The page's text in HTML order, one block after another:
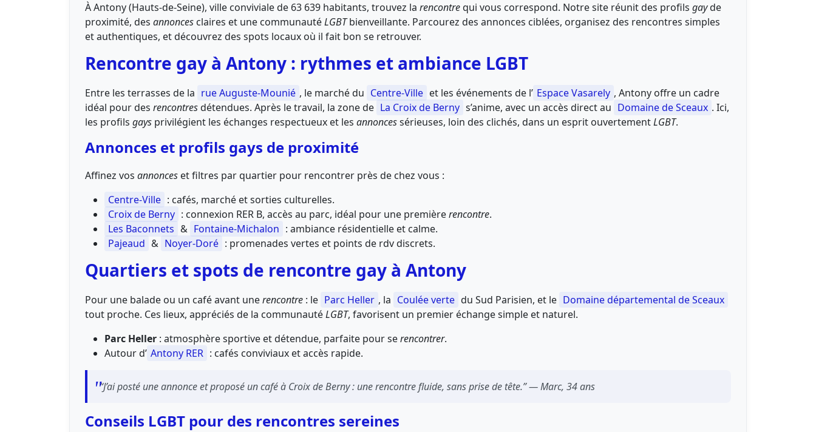
À Antony (Hauts-de-Seine), ville conviviale de 63 639 habitants, trouvez la rencontrequi vous correspond. Notre site réunit des profils gayde
proximité, des annonces claires et une communautéLGBTbienveillante. Parcourez des annonces ciblées, organisez des rencontres simples
et authentiques, et découvrez des spots locaux où il fait bon se retrouver.
Rencontre gay à Antony : rythmes et ambiance LGBT
Entre les terrasses de la rue Auguste-Mounié , le marché du Centre-Ville et les événements de l’ Espace Vasarely , Antony offre un cadre
idéal pour des rencontresdétendues. Après le travail, la zone de La Croix de Berny s’anime, avec un accès direct au Domaine de Sceaux . Ici,
les profils gays privilégient les échanges respectueux et les annoncessérieuses, loin des clichés, dans un esprit ouvertementLGBT.
Annonces et profils gays de proximité
Affinez vos annonces et filtres par quartier pour rencontrer près de chez vous :
Centre-Ville : cafés, marché et sorties culturelles.
Croix de Berny : connexion RER B, accès au parc, idéal pour une premièrerencontre.
Les Baconnets & Fontaine-Michalon : ambiance résidentielle et calme.
Pajeaud & Noyer-Doré : promenades vertes et points de rdv discrets.
Quartiers et spots de rencontre gay à Antony
Pour une balade ou un café avant unerencontre : le Parc Heller , la Coulée verte du Sud Parisien, et le Domaine départemental de Sceaux
tout proche. Ces lieux, appréciés de la communautéLGBT, favorisent un premier échange simple et naturel.
Parc Heller : atmosphère sportive et détendue, parfaite pour serencontrer.
Autour d’ Antony RER : cafés conviviaux et accès rapide.
“J’ai posté une annonce et proposé un café à Croix de Berny : une rencontre fluide, sans prise de tête.” — Marc, 34 ans
Conseils LGBT pour des rencontres sereines